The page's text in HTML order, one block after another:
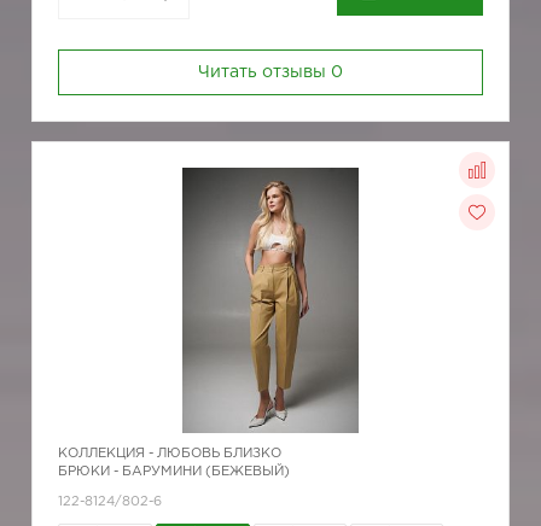
Читать отзывы 0
КОЛЛЕКЦИЯ - ЛЮБОВЬ БЛИЗКО
БРЮКИ - БАРУМИНИ (БЕЖЕВЫЙ)
122-8124/802-6